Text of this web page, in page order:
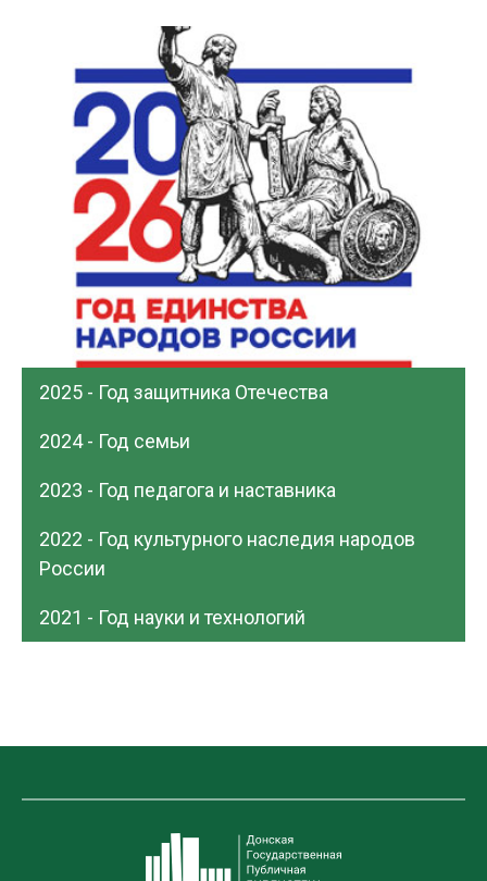
2025 - Год защитника Отечества
2024 - Год семьи
2023 - Год педагога и наставника
2022 - Год культурного наследия народов
России
2021 - Год науки и технологий